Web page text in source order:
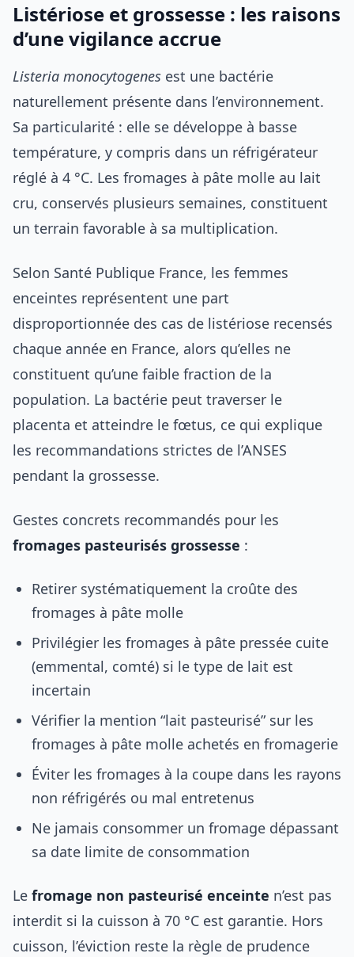
Listériose et grossesse : les raisons
d’une vigilance accrue
Listeria monocytogenes est une bactérie
naturellement présente dans l’environnement.
Sa particularité : elle se développe à basse
température, y compris dans un réfrigérateur
réglé à 4 °C. Les fromages à pâte molle au lait
cru, conservés plusieurs semaines, constituent
un terrain favorable à sa multiplication.
Selon Santé Publique France, les femmes
enceintes représentent une part
disproportionnée des cas de listériose recensés
chaque année en France, alors qu’elles ne
constituent qu’une faible fraction de la
population. La bactérie peut traverser le
placenta et atteindre le fœtus, ce qui explique
les recommandations strictes de l’ANSES
pendant la grossesse.
Gestes concrets recommandés pour les
fromages pasteurisés grossesse :
Retirer systématiquement la croûte des
fromages à pâte molle
Privilégier les fromages à pâte pressée cuite
(emmental, comté) si le type de lait est
incertain
Vérifier la mention “lait pasteurisé” sur les
fromages à pâte molle achetés en fromagerie
Éviter les fromages à la coupe dans les rayons
non réfrigérés ou mal entretenus
Ne jamais consommer un fromage dépassant
sa date limite de consommation
Le fromage non pasteurisé enceinte n’est pas
interdit si la cuisson à 70 °C est garantie. Hors
cuisson, l’éviction reste la règle de prudence